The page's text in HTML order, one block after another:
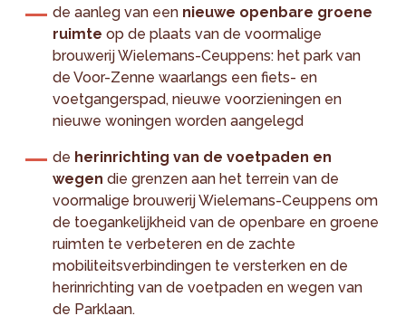
de aanleg van een nieuwe openbare groene
ruimte op de plaats van de voormalige
brouwerij Wielemans-Ceuppens: het park van
de Voor-Zenne waarlangs een fiets- en
voetgangerspad, nieuwe voorzieningen en
nieuwe woningen worden aangelegd
de herinrichting van de voetpaden en
wegen die grenzen aan het terrein van de
voormalige brouwerij Wielemans-Ceuppens om
de toegankelijkheid van de openbare en groene
ruimten te verbeteren en de zachte
mobiliteitsverbindingen te versterken en de
herinrichting van de voetpaden en wegen van
de Parklaan.